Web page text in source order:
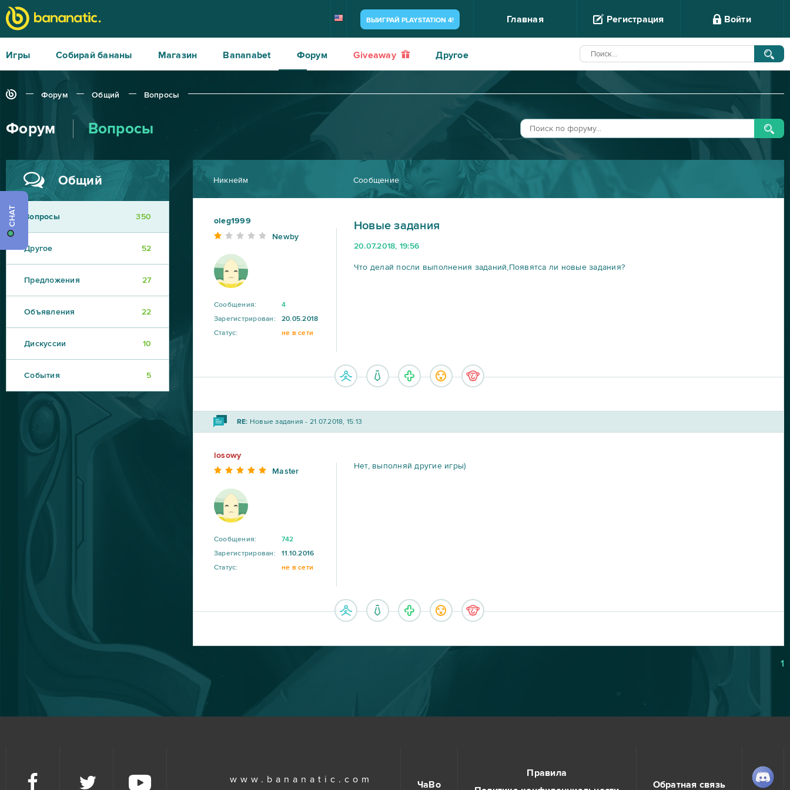
ВЫИГРАЙ PLAYSTATION 4! Главная Регистрация Войти
Игры Собирай бананы Магазин Bananabet Форум Giveaway Другое
Форум Общий Вопросы
Форум Вопросы
Никнейм Сообщение
oleg1999
Newby
Сообщения:
4
Зарегистрирован:
20.05.2018
Статус:
не в сети
Новые задания
20.07.2018, 19:56
Что делай посли выполнения заданий,Появятса ли новые задания?
RE: Новые задания - 21.07.2018, 15:13
losowy
Master
Сообщения:
742
Зарегистрирован:
11.10.2016
Статус:
не в сети
Нет, выполняй другие игры)
1
Общий
Вопросы 350
Другое 52
Предложения 27
Объявления 22
Дискуссии 10
События 5
ЧаВо
Правила
Обратная связь
www.bananatic.com
CHAT